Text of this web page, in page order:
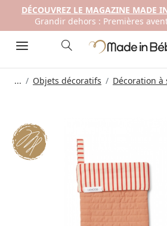
DÉCOUVREZ LE MAGAZINE MADE
Grandir dehors : Premières
... Objets décoratifs Décoration